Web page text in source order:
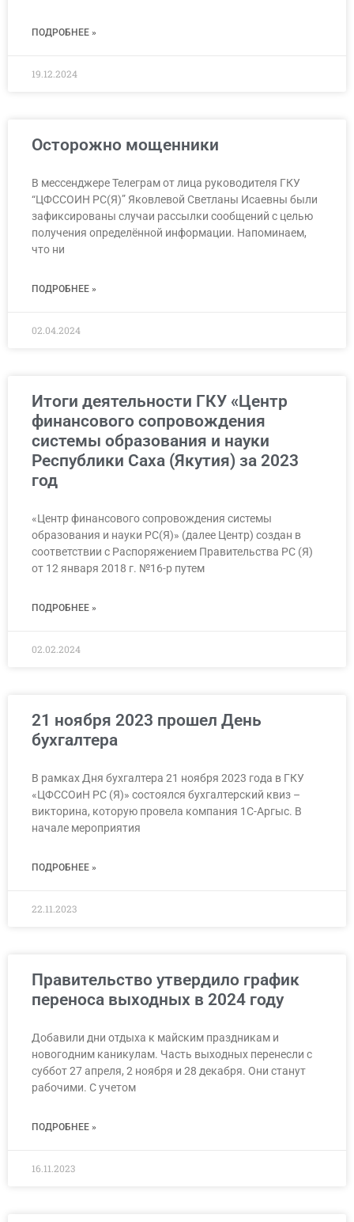
ПОДРОБНЕЕ »
19.12.2024
Осторожно мощенники
В мессенджере Телеграм от лица руководителя ГКУ
“ЦФССОИН РС(Я)” Яковлевой Светланы Исаевны были
зафиксированы случаи рассылки сообщений с целью
получения определённой информации. Напоминаем,
что ни
ПОДРОБНЕЕ »
02.04.2024
Итоги деятельности ГКУ «Центр
финансового сопровождения
системы образования и науки
Республики Саха (Якутия) за 2023
год
«Центр финансового сопровождения системы
образования и науки РС(Я)» (далее Центр) создан в
соответствии с Распоряжением Правительства РС (Я)
от 12 января 2018 г. №16-р путем
ПОДРОБНЕЕ »
02.02.2024
21 ноября 2023 прошел День
бухгалтера
В рамках Дня бухгалтера 21 ноября 2023 года в ГКУ
«ЦФССОиН РС (Я)» состоялся бухгалтерский квиз –
викторина, которую провела компания 1С-Аргыс. В
начале мероприятия
ПОДРОБНЕЕ »
22.11.2023
Правительство утвердило график
переноса выходных в 2024 году
Добавили дни отдыха к майским праздникам и
новогодним каникулам. Часть выходных перенесли с
суббот 27 апреля, 2 ноября и 28 декабря. Они станут
рабочими. С учетом
ПОДРОБНЕЕ »
16.11.2023